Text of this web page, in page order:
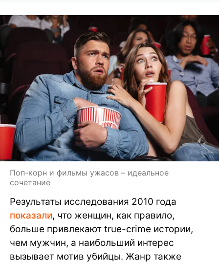
Поп-корн и фильмы ужасов – идеальное
сочетание
Результаты исследования 2010 года
показали, что женщин, как правило,
больше привлекают true-crime истории,
чем мужчин, а наибольший интерес
вызывает мотив убийцы. Жанр также